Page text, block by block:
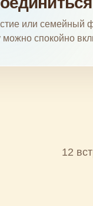
или
можно спокойно
12